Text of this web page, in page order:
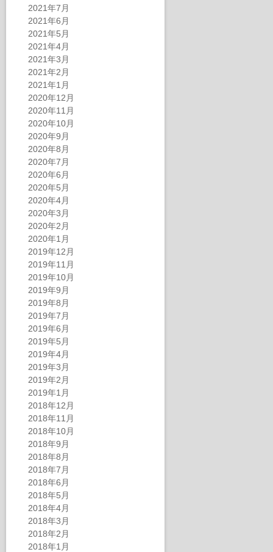
2021年7月
2021年6月
2021年5月
2021年4月
2021年3月
2021年2月
2021年1月
2020年12月
2020年11月
2020年10月
2020年9月
2020年8月
2020年7月
2020年6月
2020年5月
2020年4月
2020年3月
2020年2月
2020年1月
2019年12月
2019年11月
2019年10月
2019年9月
2019年8月
2019年7月
2019年6月
2019年5月
2019年4月
2019年3月
2019年2月
2019年1月
2018年12月
2018年11月
2018年10月
2018年9月
2018年8月
2018年7月
2018年6月
2018年5月
2018年4月
2018年3月
2018年2月
2018年1月